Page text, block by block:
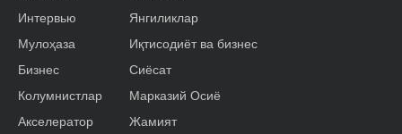
Интервью
Мулоҳаза
Бизнес
Колумнистлар
Акселератор
Янгиликлар
Иқтисодиёт ва бизнес
Сиёсат
Марказий Осиё
Жамият